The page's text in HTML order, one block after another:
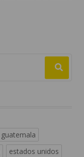
guatemala
estados unidos